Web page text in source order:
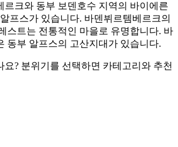
르크와 동부 보덴호수 지역의 바이에른
프스가 있습니다. 바덴뷔르템베르크의
스트는 전통적인 마을로 유명합니다. 바
동부 알프스의 고산지대가 있습니다.
요? 분위기를 선택하면 카테고리와 추천